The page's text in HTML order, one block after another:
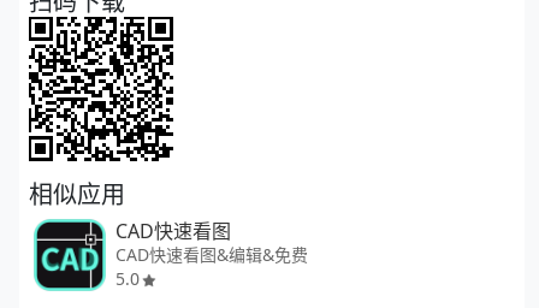
相似应用
CAD快速看图
CAD快速看图&编辑&免费
5.0